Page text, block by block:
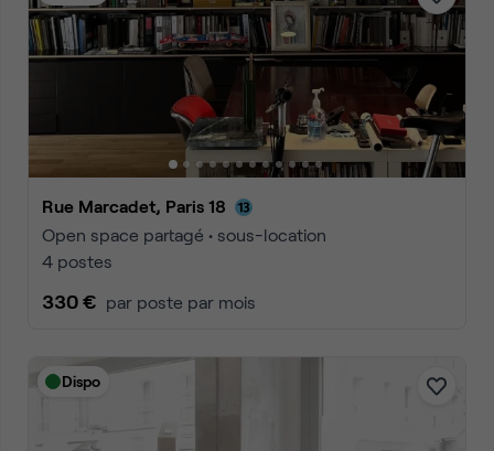
Rue Marcadet, Paris 18
Open space partagé • sous-location
4 postes
330 € par poste par mois
Dispo